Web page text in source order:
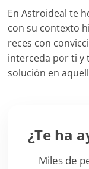
En Astroideal te
con su contexto
reces con
interceda por ti y
solución en
¿Te ha
Miles de